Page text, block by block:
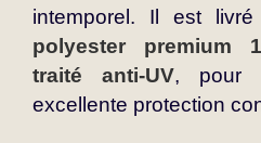
intemporel. Il est
polyester premium
traité anti-UV, pour
excellente protection